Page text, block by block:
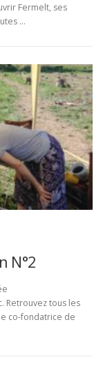
Fermelt, ses
…
N°2
Retrouvez tous les
co-fondatrice de